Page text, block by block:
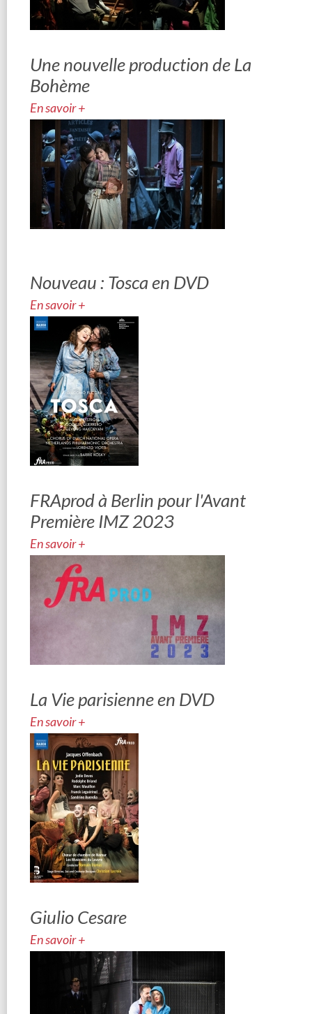
Une nouvelle production de La
Bohème
En savoir +
Nouveau : Tosca en DVD
En savoir +
FRAprod à Berlin pour l'Avant
Première IMZ 2023
En savoir +
La Vie parisienne en DVD
En savoir +
Giulio Cesare
En savoir +